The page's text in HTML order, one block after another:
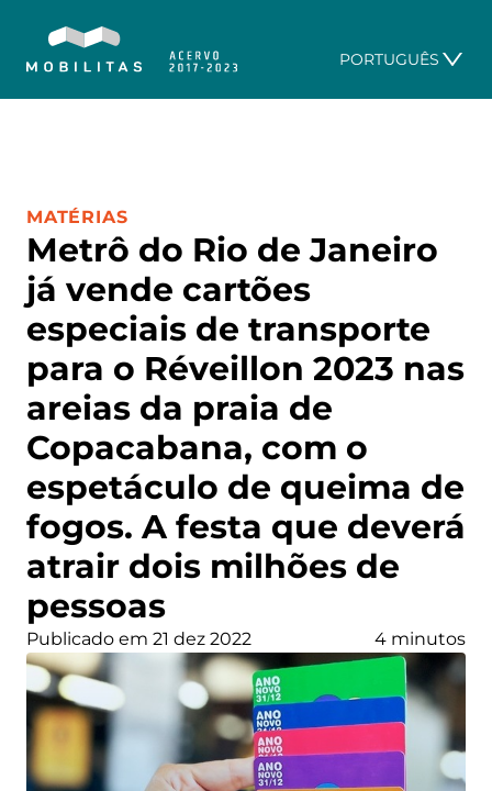
PORTUGUÊS
Metrô do Rio de Janeiro
já vende cartões
especiais de transporte
para o Réveillon 2023 nas
areias da praia de
Copacabana, com o
espetáculo de queima de
fogos. A festa que deverá
atrair dois milhões de
pessoas
CATEGORIA:
MATÉRIAS
Publicado em 21 dez 2022 4 minutos